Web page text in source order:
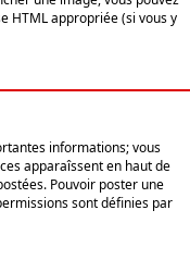
HTML appropriée (si vous y
informations; vous
apparaîssent en haut de
Pouvoir poster une
sont définies par